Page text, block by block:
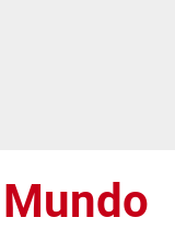
Mundo